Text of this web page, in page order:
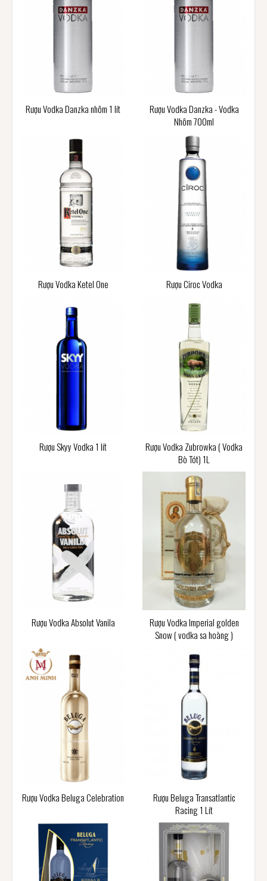
Rượu Vodka Danzka nhôm 1 lít
Rượu Vodka Danzka - Vodka
Nhôm 700ml
Rượu Vodka Ketel One Rượu Ciroc Vodka
Rượu Skyy Vodka 1 lít
Rượu Vodka Zubrowka ( Vodka
Bò Tót) 1L
Rượu Vodka Absolut Vanila
Rượu Vodka Imperial golden
Snow ( vodka sa hoàng )
Rượu Vodka Beluga Celebration
Rượu Beluga Transatlantic
Racing 1 Lít